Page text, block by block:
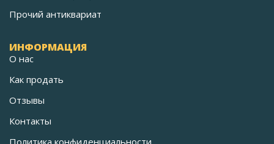
Прочий антиквариат
ИНФОРМАЦИЯ
О нас
Как продать
Отзывы
Контакты
Политика конфиденциальности